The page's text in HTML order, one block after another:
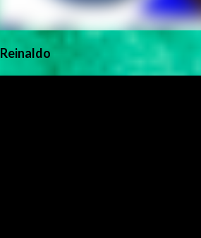
Reinaldo